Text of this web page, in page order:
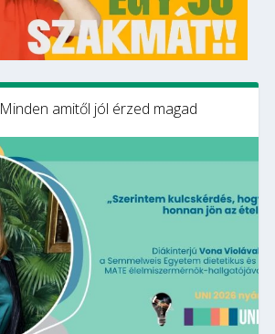
Minden amitől jól érzed magad